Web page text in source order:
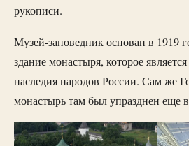
рукописи.
Музей-заповедник основан в 1919
здание монастыря, которое
наследия народов России. Сам же
монастырь там был упразднен еще